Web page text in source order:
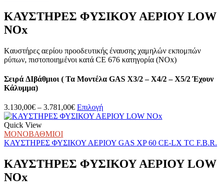
επιλογές
μπορούν
στη
σελίδα
προϊόντος
ΚΑΥΣΤΗΡΕΣ ΦΥΣΙΚΟΥ ΑΕΡΙΟΥ LOW
NOx
Kαυστήρες αερίου προοδευτικής έναυσης χαμηλών εκπομπών
ρύπων, πιστοποιημένοι κατά CE 676 κατηγορία (NOx)
Σειρά ∆ιβάθμιοι ( Τα Μοντέλα GAS X3/2 – X4/2 – X5/2 Έχουν
Κάλυμμα)
3.130,00€ – 3.781,00€Price
range:
3.781,00€
ΕπιλογήΑυτό
το
πολλαπλές
Οι
επιλογές
Quick View
ΜΟΝΟΒΑΘΜΙΟΙ
ΚΑΥΣΤΗΡΕΣ ΦΥΣΙΚΟΥ ΑΕΡΙΟΥ GAS XP 60 CE-LX TC F.B.R.
ΚΑΥΣΤΗΡΕΣ ΦΥΣΙΚΟΥ ΑΕΡΙΟΥ LOW
NOx